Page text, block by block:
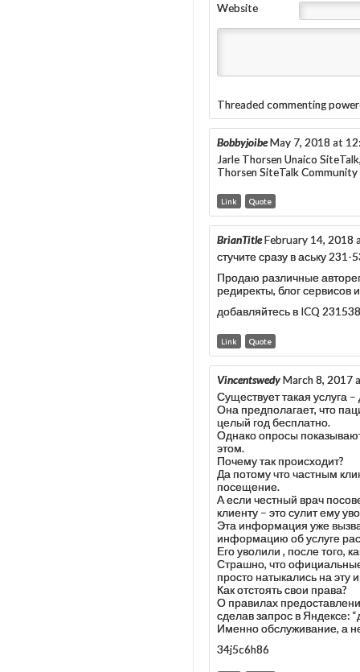
Website
Threaded commenting
BobbyjoibeMay 7, 2018 at
Jarle Thorsen Unaico
Thorsen SiteTalk Community
Link Quote
BrianTitleFebruary 14, 2018
стучите сразу в аську 231-
Продаю различные
редиректы, блог сервисов и
добавляйтесь в ICQ 231538
Link Quote
VincentswedyMarch 8, 2017
Существует такая услуга
Она предполагает, что
целый год бесплатно.
Однако опросы
этом.
Почему так происходит?
Да потому что частным
посещение.
А если честный врач
клиенту – это сулит ему
Эта информация уже
информацию об услуге
Его уволили , после того,
Страшно, что
просто натыкались на
Как отстоять свои права?
О правилах
сделав запрос в Яндексе:
Именно обслуживание, а
34j5c6h86